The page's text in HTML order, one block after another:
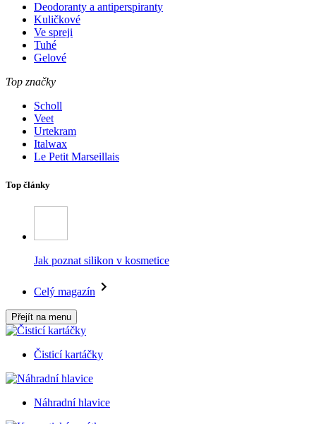
Deodoranty a antiperspiranty
Kuličkové
Ve spreji
Tuhé
Gelové
Top značky
Scholl
Veet
Urtekram
Italwax
Le Petit Marseillais
Top články
Jak poznat silikon v kosmetice
Celý magazín
Přejít na menu
Čisticí kartáčky
Náhradní hlavice